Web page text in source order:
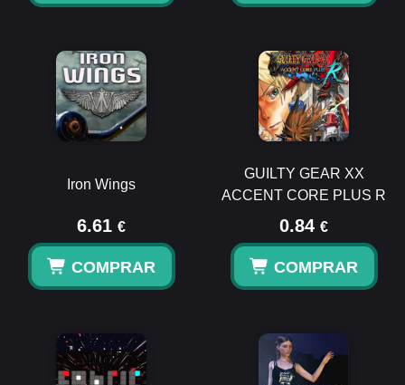
Iron Wings
6.61 €
COMPRAR
GUILTY GEAR XX
ACCENT CORE PLUS R
0.84 €
COMPRAR